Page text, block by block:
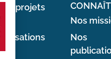
Nos projets
Nos
Nos